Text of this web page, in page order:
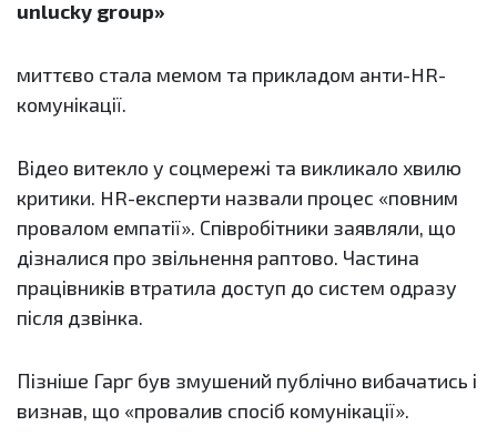
unlucky group»
миттєво стала мемом та прикладом анти-HR-
комунікації.
Відео витекло у соцмережі та викликало хвилю
критики. HR-експерти назвали процес «повним
провалом емпатії». Співробітники заявляли, що
дізналися про звільнення раптово. Частина
працівників втратила доступ до систем одразу
після дзвінка.
Пізніше Гарг був змушений публічно вибачатись і
визнав, що «провалив спосіб комунікації».